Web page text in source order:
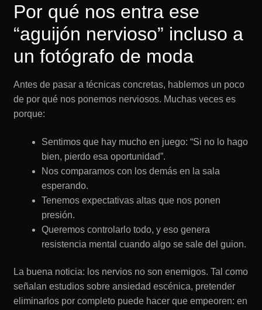
Por qué nos entra ese
“aguijón nervioso” incluso a
un fotógrafo de moda
Antes de pasar a técnicas concretas, hablemos un poco
de por qué nos ponemos nerviosos. Muchas veces es
porque:
Sentimos que hay mucho en juego: “Si no lo hago
bien, pierdo esa oportunidad”.
Nos comparamos con los demás en la sala
esperando.
Tenemos expectativas altas que nos ponen
presión.
Queremos controlarlo todo, y eso genera
resistencia mental cuando algo se sale del guion.
La buena noticia: los nervios no son enemigos. Tal como
señalan estudios sobre ansiedad escénica, pretender
eliminarlos por completo puede hacer que empeoren: en